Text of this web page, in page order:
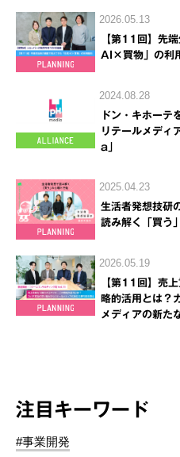
2026.05.13
【第11回】先
AI×買物」の利
2024.08.28
ドン・キホーテ
リテールメディ
a」
2025.04.23
生活者発想技
読み解く「買う
2026.05.19
【第11回】売
略的活用とは？
メディアの新た
注目キーワード
#事業開発